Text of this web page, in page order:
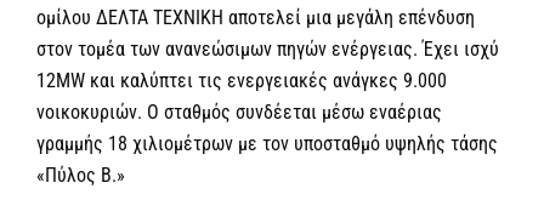
ομίλου ΔΕΛΤΑ ΤΕΧΝΙΚΗ αποτελεί μια μεγάλη επένδυση
στον τομέα των ανανεώσιμων πηγών ενέργειας. Έχει ισχύ
12ΜW και καλύπτει τις ενεργειακές ανάγκες 9.000
νοικοκυριών. Ο σταθμός συνδέεται μέσω εναέριας
γραμμής 18 χιλιομέτρων με τον υποσταθμό υψηλής τάσης
«Πύλος Β.»